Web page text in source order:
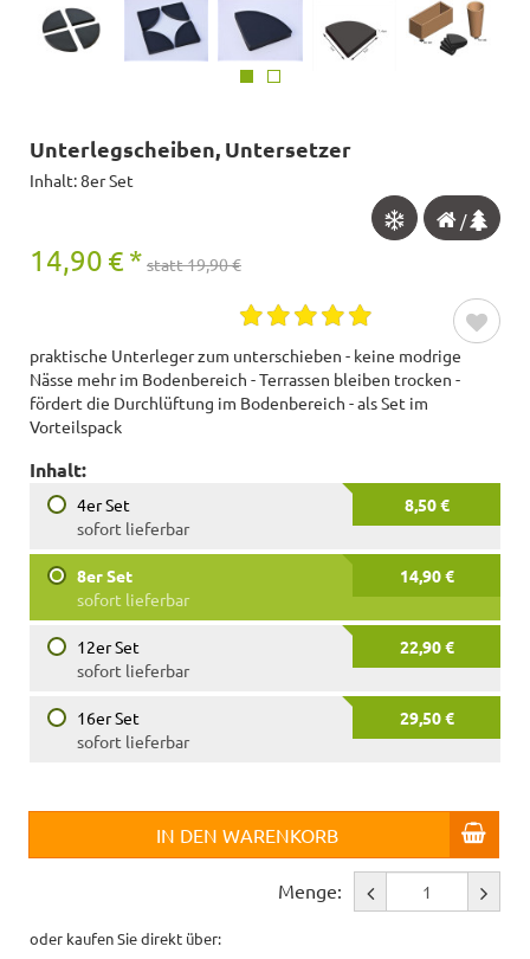
Unterlegscheiben, Untersetzer
Inhalt: 8er Set
/
14,90 € * statt 19,90 €
praktische Unterleger zum unterschieben - keine modrige
Nässe mehr im Bodenbereich - Terrassen bleiben trocken -
fördert die Durchlüftung im Bodenbereich - als Set im
Vorteilspack
Inhalt:
4er Set
8,50 €
sofort lieferbar
8er Set
14,90 €
sofort lieferbar
12er Set
22,90 €
sofort lieferbar
16er Set
29,50 €
sofort lieferbar
IN DEN WARENKORB
Menge:
oder kaufen Sie direkt über: